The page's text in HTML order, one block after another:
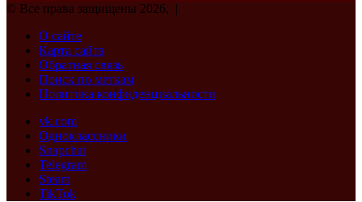
© Все права защищены 2026, |
О сайте
Карта сайта
Обратная связь
Поиск по меткам
Политика конфиденциальности
vk.com
Одноклассники
Snapchat
Telegram
Steam
TikTok